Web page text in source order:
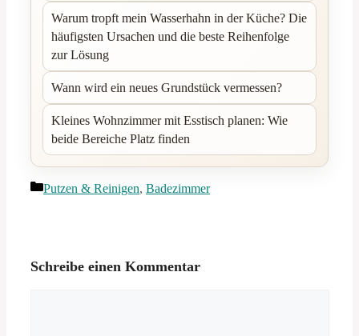
Warum tropft mein Wasserhahn in der Küche? Die
häufigsten Ursachen und die beste Reihenfolge
zur Lösung
Wann wird ein neues Grundstück vermessen?
Kleines Wohnzimmer mit Esstisch planen: Wie
beide Bereiche Platz finden
Kategorien
Putzen & Reinigen, Badezimmer
Schreibe einen Kommentar